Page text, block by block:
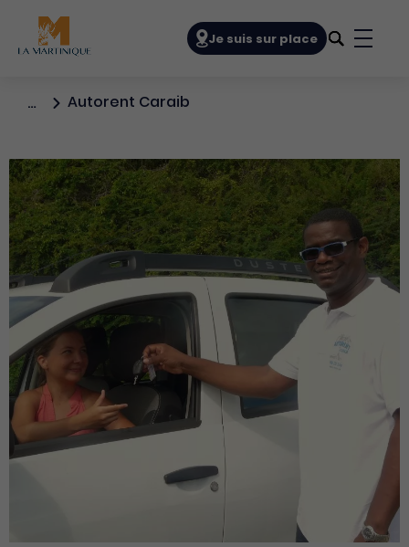
Je suis sur place
… Autorent Caraib